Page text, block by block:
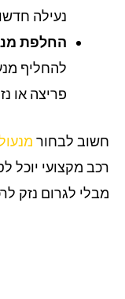
נעילה חדשות.
החלפת
להחליף
פריצה או נזק.
לבחורמנעולן
מקצועי יוכל לספק
לגרום נזק לרכב